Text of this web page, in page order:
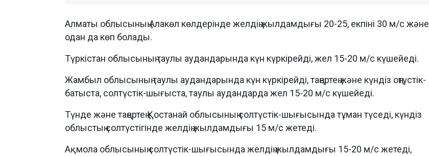
Алматы облысының Алакөл көлдерінде желдің жылдамдығы 20-25, екпіні 30 м/с және
одан да көп болады.
Түркістан облысының таулы аудандарында күн күркірейді, жел 15-20 м/с күшейеді.
Жамбыл облысының таулы аудандарында күн күркірейді, таңертең және күндіз оңтүстік-
батыста, солтүстік-шығыста, таулы аудандарда жел 15-20 м/с күшейеді.
Түнде және таңертең Қостанай облысының солтүстік-шығысында тұман түседі, күндіз
облыстың солтүстігінде желдің жылдамдығы 15 м/с жетеді.
Ақмола облысының солтүстік-шығысында желдің жылдамдығы 15-20 м/с жетеді,